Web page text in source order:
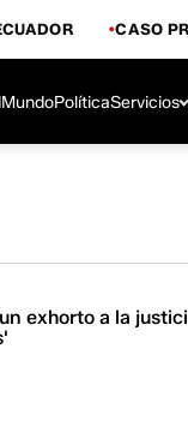
CASO
MundoPolíticaServicios
exhorto a la